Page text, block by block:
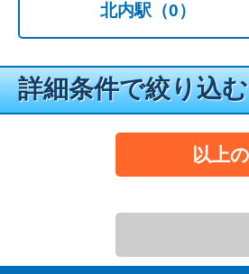
北内駅 （0）
詳細条件で絞り込む